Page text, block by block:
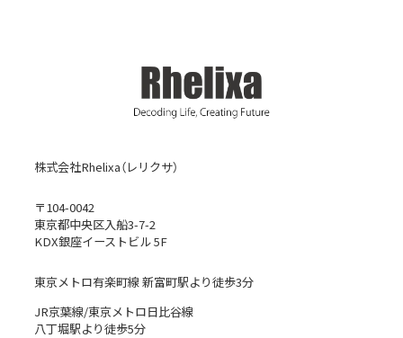
株式会社Rhelixa（レリクサ）
〒104-0042
東京都中央区入船3-7-2
KDX銀座イーストビル 5F
東京メトロ有楽町線 新富町駅より徒歩3分
JR京葉線/東京メトロ日比谷線
八丁堀駅より徒歩5分